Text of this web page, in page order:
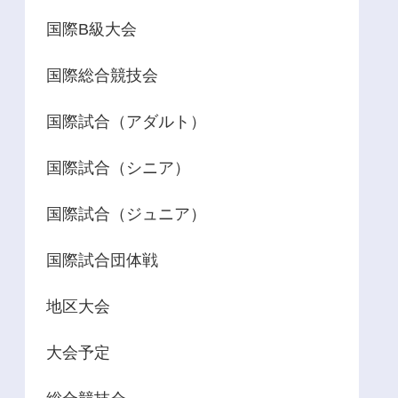
国際B級大会
国際総合競技会
国際試合（アダルト）
国際試合（シニア）
国際試合（ジュニア）
国際試合団体戦
地区大会
大会予定